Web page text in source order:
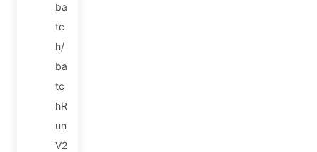
ba
tc
h/
ba
tc
hR
un
V2